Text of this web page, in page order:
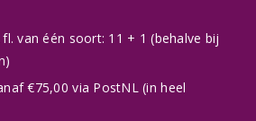
van één soort: 11 + 1 (behalve bij
€75,00 via PostNL (in heel